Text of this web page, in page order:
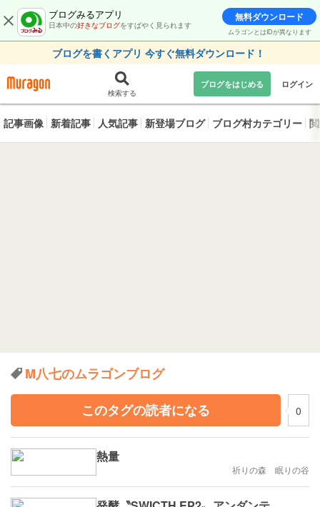
ブログみるアプリ
日本中の好きなブログをすばやく見られます
無料ダウンロード
ムラゴンとはIDが異なります
ブログを書くアプリ 今すぐ無料ダウンロード！
検索する
ブログをはじめる ログイン
記事画像 新着記事 人気記事 新登場ブログ ブログ村カテゴリー
M八七のムラゴンブログ
このタグの読者になる
0
熱量
祈りの森 眠りの谷